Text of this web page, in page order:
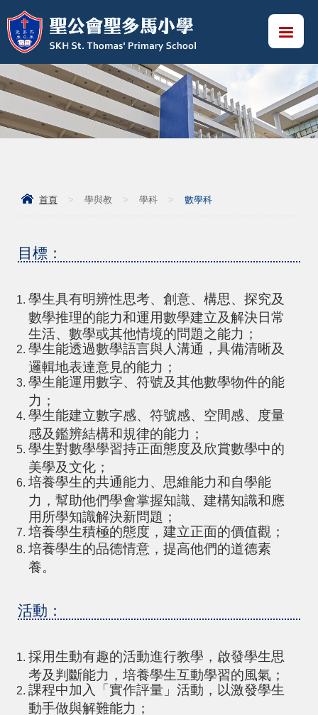
首頁 > 學與教 > 學科 > 數學科
目標：
學生具有明辨性思考、創意、構思、探究及
數學推理的能力和運用數學建立及解決日常
生活、數學或其他情境的問題之能力；
學生能透過數學語言與人溝通，具備清晰及
邏輯地表達意見的能力；
學生能運用數字、符號及其他數學物件的能
力；
學生能建立數字感、符號感、空間感、度量
感及鑑辨結構和規律的能力；
學生對數學學習持正面態度及欣賞數學中的
美學及文化；
培養學生的共通能力、思維能力和自學能
力，幫助他們學會掌握知識、建構知識和應
用所學知識解決新問題；
培養學生積極的態度，建立正面的價值觀；
培養學生的品德情意，提高他們的道德素
養。
活動：
採用生動有趣的活動進行教學，啟發學生思
考及判斷能力，培養學生互動學習的風氣；
課程中加入「實作評量」活動，以激發學生
動手做與解難能力；